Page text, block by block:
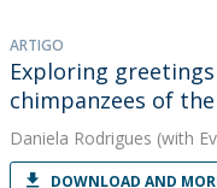
ARTIGO
Exploring
chimpanzees of
Daniela Rodrigues (with
DOWNLOAD AND